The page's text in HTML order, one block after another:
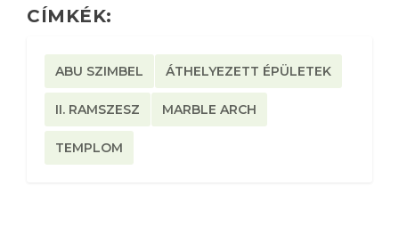
CÍMKÉK:
ABU SZIMBEL ÁTHELYEZETT ÉPÜLETEK
II. RAMSZESZ MARBLE ARCH
TEMPLOM